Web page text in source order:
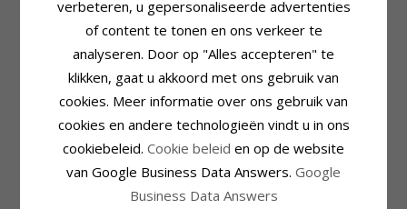
parel oorsteker in
22,-
verbeteren, u gepersonaliseerde advertenties
of content te tonen en ons verkeer te
analyseren. Door op "Alles accepteren" te
klikken, gaat u akkoord met ons gebruik van
cookies. Meer informatie over ons gebruik van
cookies en andere technologieën vindt u in ons
cookiebeleid. Cookie beleid en op de website
van Google Business Data Answers. Google
Business Data Answers